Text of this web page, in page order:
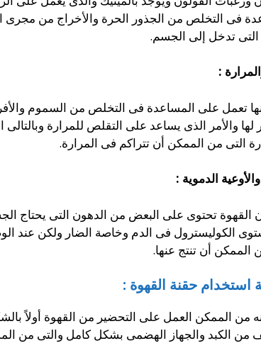
فى التخلص من الجذور الحرة والأخراج من مجرى
التى تدخل إلى الجسم.
:
تعمل على المساعدة فى التخلص من السموم
لها والأمر الذى يساعد على التقلص للمرارة
التى من الممكن أن تتراكم فى المرارة.
الدموية :
الكوليسترول فى الدم وخاصة الضار ولكن عند
الممكن أن تنتج عنها.
استخدام حقنة القهوة :
من الممكن العمل على التحضير من القهوة أولاً
من الكبد والجهاز الهضمى بشكل كامل والتى من